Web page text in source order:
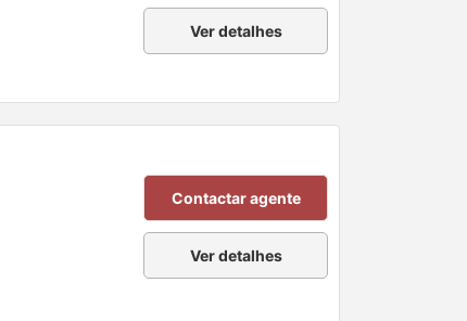
Ver detalhes
Contactar agente
Ver detalhes